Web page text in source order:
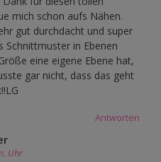
mich schon aufs Nähen.
gut durchdacht und super
Schnittmuster in Ebenen
eine eigene Ebene hat,
gar nicht, dass das geht
Antworten
Uhr